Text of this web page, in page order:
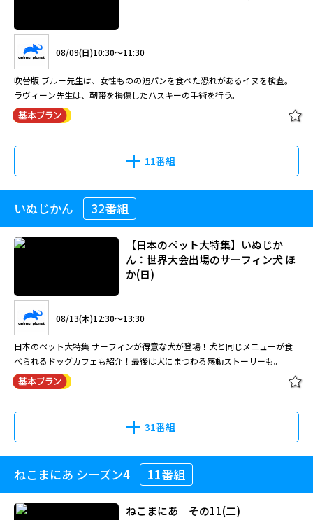
08/09(日)10:30～11:30
吹替版 ブルー先生は、女性ものの短パンを食べた恐れがあるイヌを検査。
ラヴィーン先生は、靭帯を損傷したハスキーの手術を行う。
11番組
いぬじかん 32番組
【日本のペット大特集】いぬじか
ん：世界大会出場のサーフィン犬 ほ
か(日)
08/13(木)12:30～13:30
日本のペット大特集 サーフィンが得意な犬が登場！犬と同じメニューが食
べられるドッグカフェも紹介！最後は犬にまつわる感動ストーリーも。
31番組
ねこまにあ シーズン4 11番組
ねこまにあ その11(二)